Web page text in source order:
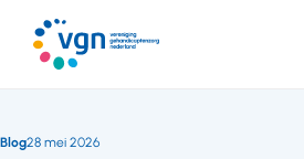
naar
hoofdinhoud
Blog28 mei 2026